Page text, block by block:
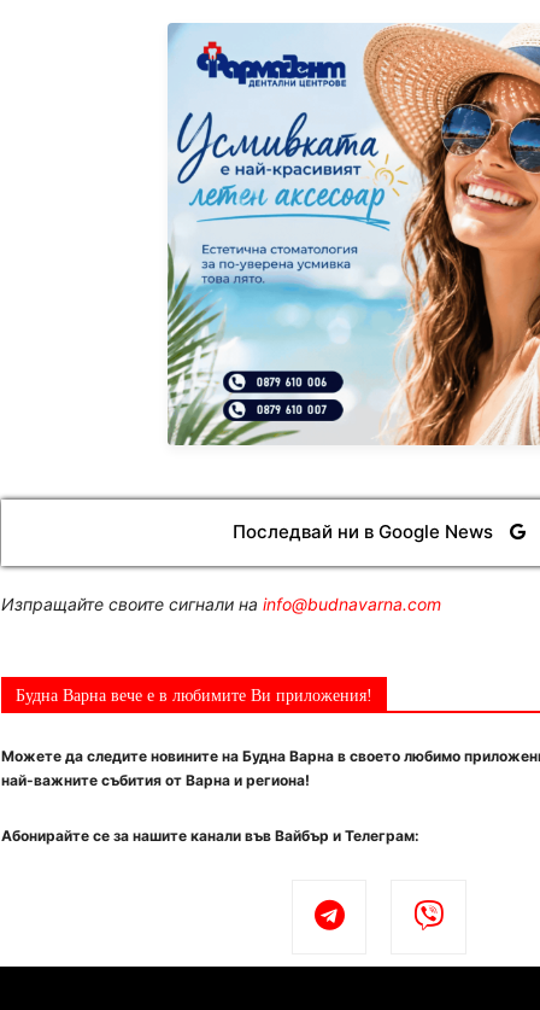
Последвай ни в Google News
Изпращайте своите сигнали на info@budnavarna.com
Будна Варна вече е в любимите Ви приложения!
Можете да следите новините на Будна Варна в своето любимо
най-важните събития от Варна и региона!
Абонирайте се за нашите канали във Вайбър и Телеграм: